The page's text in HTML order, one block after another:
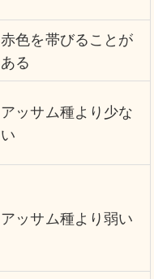
赤色を帯びることが
ある
アッサム種より少な
い
アッサム種より弱い